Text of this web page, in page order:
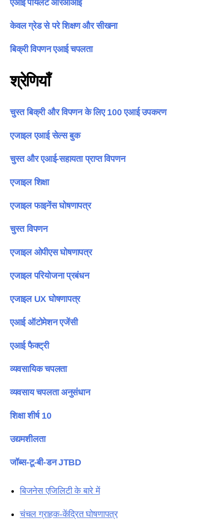
एआई पायलट आरओआई
केवल ग्रेड से परे शिक्षण और सीखना
बिक्री विपणन एआई चपलता
श्रेणियाँ
चुस्त बिक्री और विपणन के लिए 100 एआई उपकरण
एजाइल एआई सेल्स बुक
चुस्त और एआई-सहायता प्राप्त विपणन
एजाइल शिक्षा
एजाइल फाइनेंस घोषणापत्र
चुस्त विपणन
एजाइल ओपीएस घोषणापत्र
एजाइल परियोजना प्रबंधन
एजाइल UX घोषणापत्र
एआई ऑटोमेशन एजेंसी
एआई फैक्ट्री
व्यवसायिक चपलता
व्यवसाय चपलता अनुसंधान
शिक्षा शीर्ष 10
उद्यमशीलता
जॉब्स-टू-बी-डन JTBD
बिजनेस एजिलिटी के बारे में
चंचल ग्राहक-केंद्रित घोषणापत्र